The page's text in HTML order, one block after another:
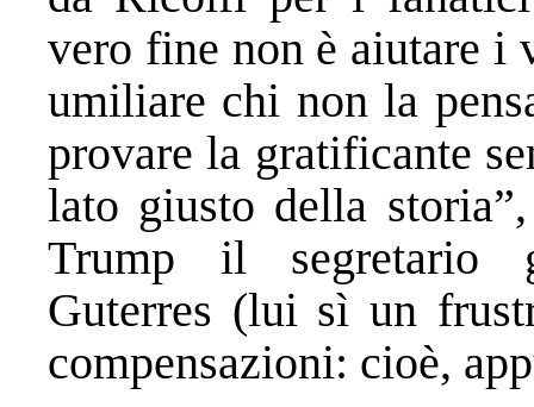
vero fine non è aiutare i
umiliare chi non la
provare la gratificante
lato giusto della
Trump il segretario
Guterres (lui sì un
compensazioni: cioè,